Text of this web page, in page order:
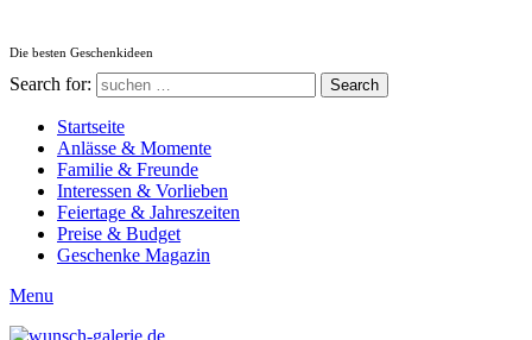
Die besten Geschenkideen
Search for: Search
Startseite
Anlässe & Momente
Familie & Freunde
Interessen & Vorlieben
Feiertage & Jahreszeiten
Preise & Budget
Geschenke Magazin
Menu